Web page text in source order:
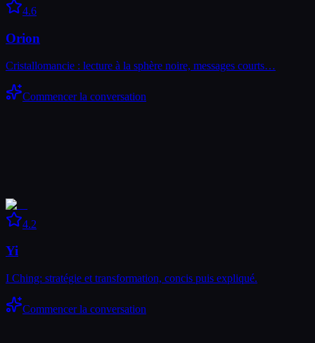
4.6
Orion
Cristallomancie : lecture à la sphère noire, messages courts…
Commencer la conversation
4.2
Yi
I Ching: stratégie et transformation, concis puis expliqué.
Commencer la conversation